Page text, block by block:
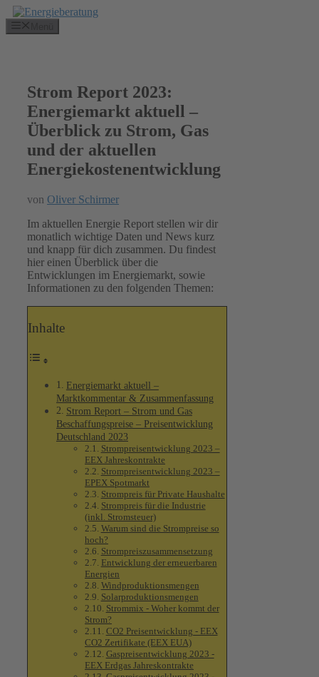
Zum
Inhalt
springen
Strom Report 2023:
Energiemarkt aktuell –
Überblick zu Strom, Gas
und der aktuellen
Energiekostenentwicklung
von Oliver Schirmer
Im aktuellen Energie Report stellen wir dir
monatlich wichtige Daten und News kurz
und knapp für dich zusammen. Du findest
hier einen Überblick über die
Entwicklungen im Energiemarkt, sowie
Informationen zu den folgenden Themen:
Inhalte
Energiemarkt aktuell –
Marktkommentar & Zusammenfassung
Strom Report – Strom und Gas
Beschaffungspreise – Preisentwicklung
Deutschland 2023
Strompreisentwicklung 2023 –
EEX Jahreskontrakte
Strompreisentwicklung 2023 –
EPEX Spotmarkt
Strompreis für Private Haushalte
Strompreis für die Industrie
(inkl. Stromsteuer)
Warum sind die Strompreise so
hoch?
Strompreiszusammensetzung
Entwicklung der erneuerbaren
Energien
Windproduktionsmengen
Solarproduktionsmengen
Strommix - Woher kommt der
Strom?
CO2 Preisentwicklung - EEX
CO2 Zertifikate (EEX EUA)
Gaspreisentwicklung 2023 -
EEX Erdgas Jahreskontrakte